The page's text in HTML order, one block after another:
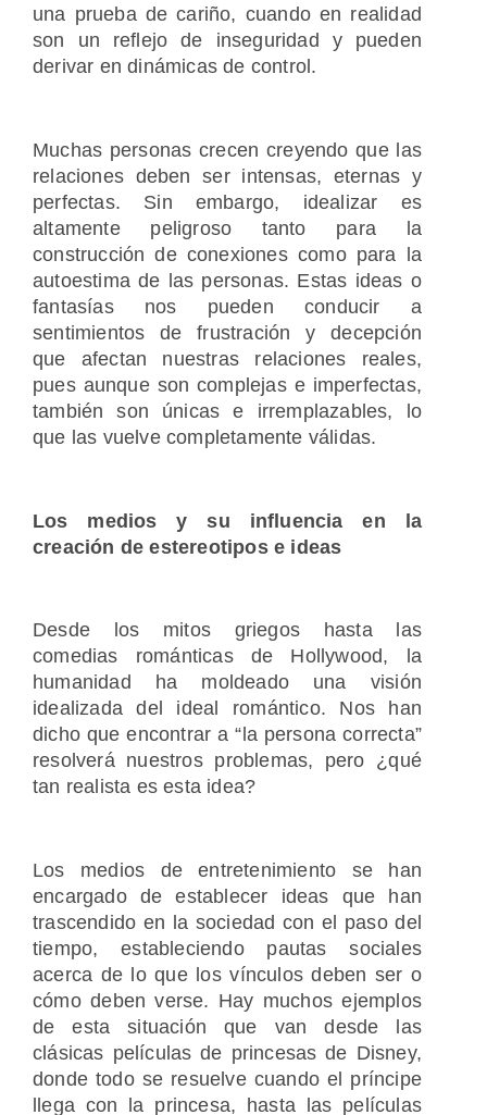
una prueba de cariño, cuando en realidad
son un reflejo de inseguridad y pueden
derivar en dinámicas de control.
Muchas personas crecen creyendo que las
relaciones deben ser intensas, eternas y
perfectas. Sin embargo, idealizar es
altamente peligroso tanto para la
construcción de conexiones como para la
autoestima de las personas. Estas ideas o
fantasías nos pueden conducir a
sentimientos de frustración y decepción
que afectan nuestras relaciones reales,
pues aunque son complejas e imperfectas,
también son únicas e irremplazables, lo
que las vuelve completamente válidas.
Los medios y su influencia en la
creación de estereotipos e ideas
Desde los mitos griegos hasta las
comedias románticas de Hollywood, la
humanidad ha moldeado una visión
idealizada del ideal romántico. Nos han
dicho que encontrar a “la persona correcta”
resolverá nuestros problemas, pero ¿qué
tan realista es esta idea?
Los medios de entretenimiento se han
encargado de establecer ideas que han
trascendido en la sociedad con el paso del
tiempo, estableciendo pautas sociales
acerca de lo que los vínculos deben ser o
cómo deben verse. Hay muchos ejemplos
de esta situación que van desde las
clásicas películas de princesas de Disney,
donde todo se resuelve cuando el príncipe
llega con la princesa, hasta las películas